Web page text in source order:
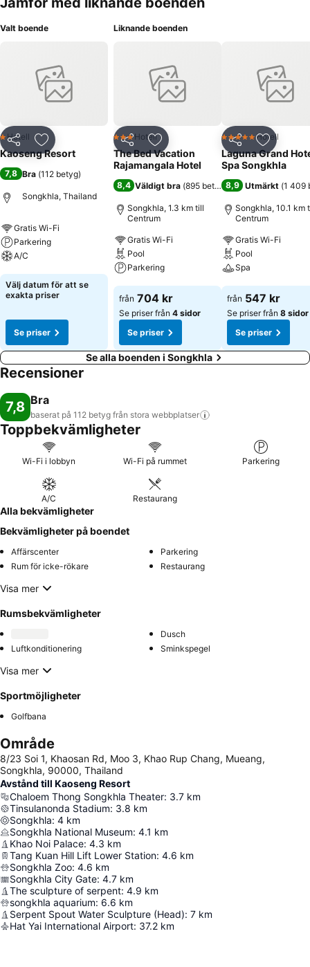
Valt boende
Dela Lägg till i Mina Favoriter
1 Stjärnor
Hotell
Kaoseng Resort
7,8 Bra (112 betyg)
Songkhla, Thailand
Gratis Wi-Fi
Parkering
A/C
Se priser
Välj datum för att se
exakta priser
Se priser
Liknande boenden
Dela Lägg till i Mina Favoriter
3 Stjärnor
Hotell
The Bed Vacation
Rajamangala Hotel
8,4 Väldigt bra (895 betyg )
Songkhla, 1.3 km till
Centrum
Gratis Wi-Fi
Pool
Parkering
Se priser
från 704 kr
Se priser från 4 sidor
Se priser
Dela Lägg till
5 StjärnorHotell
Laguna Grand
Spa Songkhla
8,9 Utmärkt (1 409
Songkhla, 10.1 km
Centrum
Gratis Wi-Fi
Pool
Spa
Se priser
från 547 kr
Se priser från 8 sidor
Se priser
Se alla boenden i Songkhla
Recensioner
7,8 Bra
baserat på 112 betyg från stora webbplatser
Toppbekvämligheter
Wi-Fi i lobbyn Wi-Fi på rummet Parkering
A/C Restaurang
Alla bekvämligheter
Bekvämligheter på boendet
Affärscenter
Parkering
Rum för icke-rökare
Restaurang
Visa mer
Rumsbekvämligheter
Dusch
Luftkonditionering
Sminkspegel
Visa mer
Sportmöjligheter
Golfbana
Område
8/23 Soi 1, Khaosan Rd, Moo 3, Khao Rup Chang, Mueang,
Songkhla, 90000, Thailand
Avstånd till Kaoseng Resort
Chaloem Thong Songkhla Theater: 3.7 km
Tinsulanonda Stadium: 3.8 km
Songkhla: 4 km
Songkhla National Museum: 4.1 km
Khao Noi Palace: 4.3 km
Tang Kuan Hill Lift Lower Station: 4.6 km
Songkhla Zoo: 4.6 km
Songkhla City Gate: 4.7 km
The sculpture of serpent: 4.9 km
songkhla aquarium: 6.6 km
Serpent Spout Water Sculpture (Head): 7 km
Hat Yai International Airport: 37.2 km